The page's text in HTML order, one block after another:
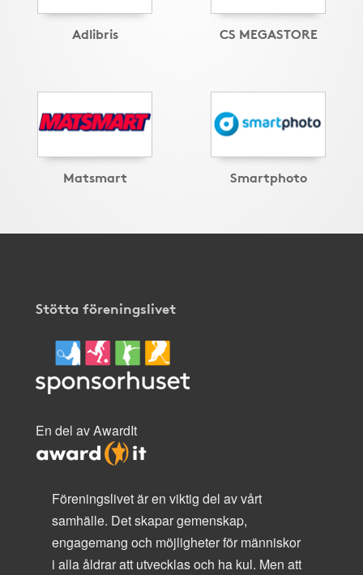
Adlibris CS MEGASTORE
Matsmart Smartphoto
Stötta föreningslivet
En del av AwardIt
Föreningslivet är en viktig del av vårt
samhälle. Det skapar gemenskap,
engagemang och möjligheter för människor
i alla åldrar att utvecklas och ha kul. Men att